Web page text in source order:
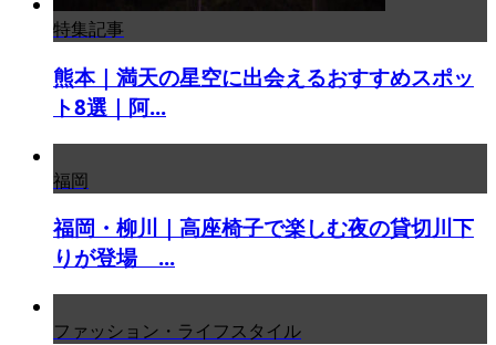
特集記事
熊本｜満天の星空に出会えるおすすめスポッ
ト8選｜阿...
福岡
福岡・柳川｜高座椅子で楽しむ夜の貸切川下
りが登場 ...
ファッション・ライフスタイル